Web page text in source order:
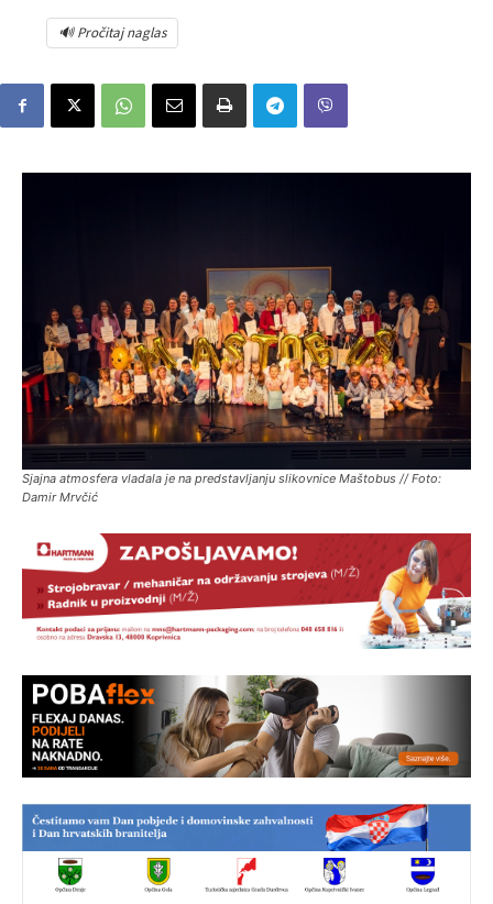
🔊 Pročitaj naglas
Sjajna atmosfera vladala je na predstavljanju slikovnice Maštobus // Foto:
Damir Mrvčić